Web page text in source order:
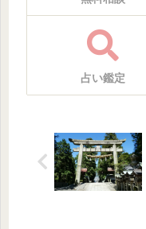
占い鑑定